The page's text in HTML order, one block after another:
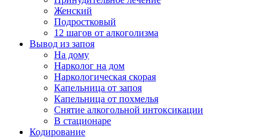
Женский
Подростковый
12 шагов от алкоголизма
Вывод из запоя
На дому
Нарколог на дом
Наркологическая скорая
Капельница от запоя
Капельница от похмелья
Снятие алкогольной интоксикации
В стационаре
Кодирование